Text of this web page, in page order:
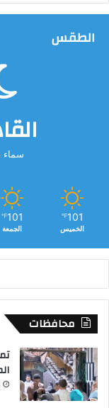
الطقس
سماء
101
℉
الخميس
101
℉
الجمعة
محافظات